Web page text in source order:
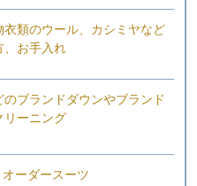
衣類のウール、カシミヤなど
、お手入れ
ブランドダウンやブランド
リーニング
ーダースーツ